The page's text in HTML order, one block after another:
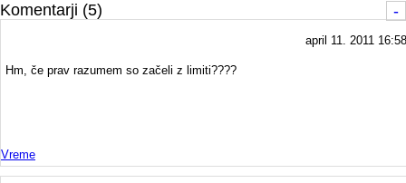
Komentarji (5) -
april 11. 2011 16:58
Hm, če prav razumem so začeli z limiti????
Vreme